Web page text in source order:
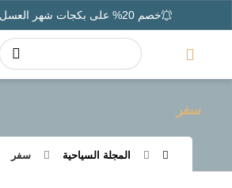
خصم 20% على بكجات شهر العسل
سفر
المجلة السياحية سفر